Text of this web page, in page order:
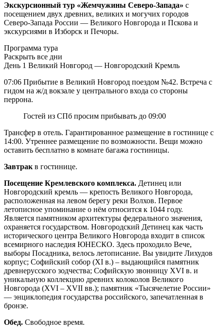
Экскурсионный тур «Жемчужины Северо-Запада» с
посещением двух древних, великих и могучих городов
Северо-Запада России — Великого Новгорода и Пскова и
экскурсиями в Изборск и Печоры.
Программа тура
Раскрыть все дни
День 1 Великий Новгород — Новгородский Кремль
07:06 Прибытие в Великий Новгород поездом №42. Встреча с
гидом на ж/д вокзале у центрального входа со стороны
перрона.
Гостей из СПб просим прибывать до 09:00
Трансфер в отель. Гарантированное размещение в гостинице с
14:00. Утреннее размещение по возможности. Вещи можно
оставить бесплатно в комнате багажа гостиницы.
Завтрак в гостинице.
Посещение Кремлевского комплекса. Детинец или
Новгородский кремль — крепость Великого Новгорода,
расположенная на левом берегу реки Волхов. Первое
летописное упоминание о нём относится к 1044 году.
Является памятником архитектуры федерального значения,
охраняется государством. Новгородский Детинец как часть
исторического центра Великого Новгорода входит в список
всемирного наследия ЮНЕСКО. Здесь проходило Вече,
выборы Посадника, велось летописание. Вы увидите Лихудов
корпус; Софийский собор (XI в.) – выдающийся памятник
древнерусского зодчества; Софийскую звонницу XVI в. и
уникальную коллекцию древних колоколов Великого
Новгорода (XVI – XVII вв.); памятник «Тысячелетие России»
— энциклопедия государства российского, запечатленная в
бронзе.
Обед. Свободное время.